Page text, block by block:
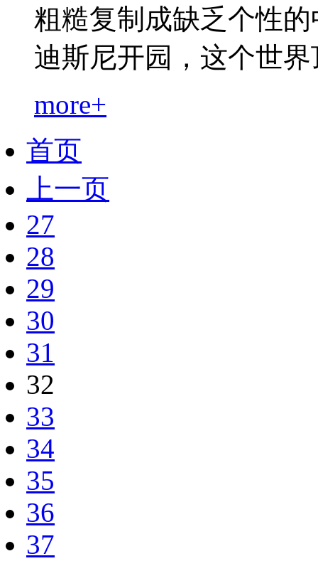
粗糙复制成缺乏个性
迪斯尼开园，这个世界
more+
首页
上一页
27
28
29
30
31
32
33
34
35
36
37